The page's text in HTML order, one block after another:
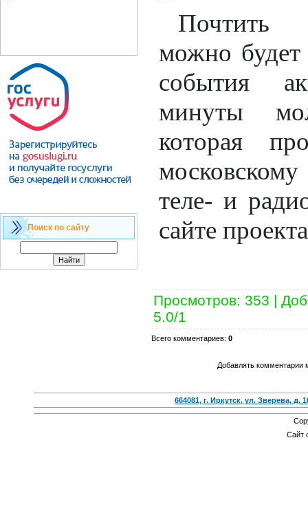
Поиск по сайту
Почтить
можно будет
события
минуты
которая
теле- и
сайте
Просмотров: 353 |
5.0/1
Всего комментариев: 0
Добавлять комментарии
664081, г. Иркутск, ул. Зверева, д.
Сайт